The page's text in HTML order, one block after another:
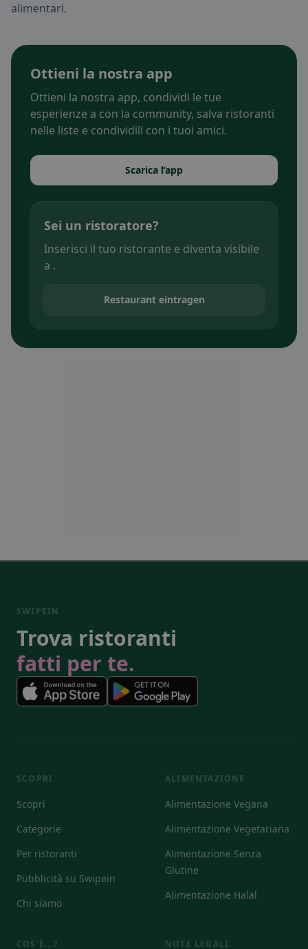
alimentari.
Ottieni la nostra app
Ottieni la nostra app, condividi le tue
esperienze a con la community, salva ristoranti
nelle liste e condividili con i tuoi amici.
Scarica l’app
Sei un ristoratore?
Inserisci il tuo ristorante e diventa visibile
a .
Restaurant eintragen
SWIPEIN
Trova ristoranti
fatti per te.
SCOPRI
Scopri
Categorie
Per ristoranti
Pubblicità su Swipein
Chi siamo
ALIMENTAZIONE
Alimentazione Vegana
Alimentazione Vegetariana
Alimentazione Senza
Glutine
Alimentazione Halal
COS'È...? NOTE LEGALI